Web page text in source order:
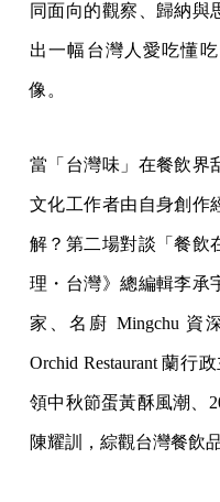
同面向的觀察、歸納與
出一幅台灣人愛吃懂
像。
當「台灣味」在餐飲界
文化工作者由自身創作
解？第二場對談「餐飲
理・台灣》總編輯李承
家、名廚 Mingchu 資
Orchid Restaurant 蘭行
領中秋節蛋黃酥風潮、
陳耀訓，綜觀台灣餐飲